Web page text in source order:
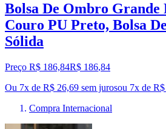
Bolsa De Ombro Grande
Couro PU Preto, Bolsa
Sólida
Preço R$ 186,84R$ 186,84
Ou 7x de R$ 26,69 sem jurosou 7x de
Compra Internacional